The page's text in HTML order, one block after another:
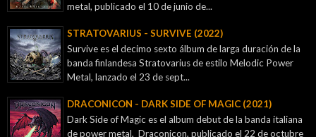
metal, publicado el 10 de junio de...
STRATOVARIUS - SURVIVE (2022)
Survive es el decimo sexto álbum de larga duración de la
banda finlandesa Stratovarius de estilo Melodic Power
Metal, lanzado el 23 de sept...
DRACONICON - DARK SIDE OF MAGIC (2021)
Dark Side of Magic es el album debut de la banda italiana
de power metal, Draconicon, publicado el 22 de octubre